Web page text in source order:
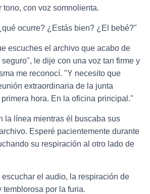
tono, con voz somnolienta.
ocurre? ¿Estás bien? ¿El bebé?"
escuches el archivo que acabo de
le dije con una voz tan firme y
me reconocí. "Y necesito que
extraordinaria de la junta
hora. En la oficina principal."
la línea mientras él buscaba sus
Esperé pacientemente durante
su respiración al otro lado de
el audio, la respiración de
temblorosa por la furia.